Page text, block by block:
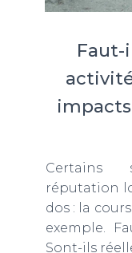
Faut-
Certains
réputation
dos : la
exemple.
Sont-ils